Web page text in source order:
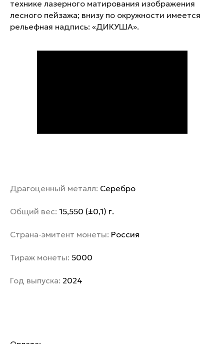
технике лазерного матирования изображения
лесного пейзажа; внизу по окружности имеется
рельефная надпись: «ДИКУША».
Драгоценный металл: Серебро
Общий вес: 15,550 (±0,1) г.
Страна-эмитент монеты: Россия
Тираж монеты: 5000
Год выпуска: 2024